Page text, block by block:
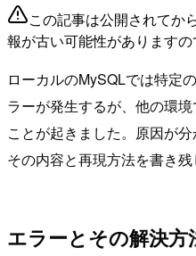
この記事は公開されてか
報が古い可能性がありますの
ローカルのMySQLでは特定
ラーが発生するが、他の環
ことが起きました。原因が
その内容と再現方法を書き残
エラーとその解決方